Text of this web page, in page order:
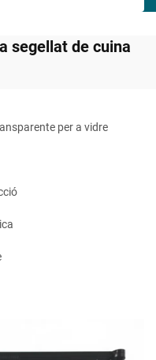
segellat de cuina
per a vidre